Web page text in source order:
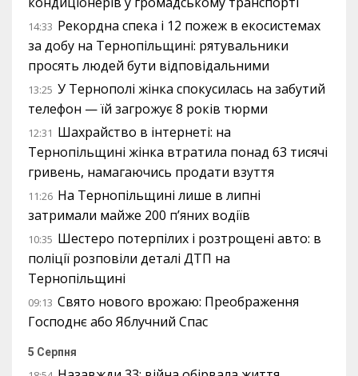
14:33 Рекордна спека і 12 пожеж в екосистемах
за добу на Тернопільщині: рятувальники
просять людей бути відповідальними
13:25 У Тернополі жінка спокусилась на забутий
телефон — їй загрожує 8 років тюрми
12:31 Шахрайство в інтернеті: на
Тернопільщині жінка втратила понад 63 тисячі
гривень, намагаючись продати взуття
11:26 На Тернопільщині лише в липні
затримали майже 200 п’яних водіїв
10:35 Шестеро потерпілих і розтрощені авто: в
поліції розповіли деталі ДТП на
Тернопільщині
09:13 Свято нового врожаю: Преображення
Господнє або Яблучний Спас
5 Серпня